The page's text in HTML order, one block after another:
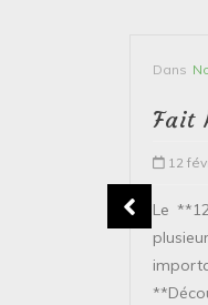
Dans
Fait
12
Le